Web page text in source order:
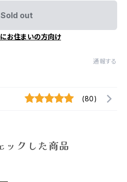
Sold out
お住まいの方向け
通報する
(80)
ックした商品